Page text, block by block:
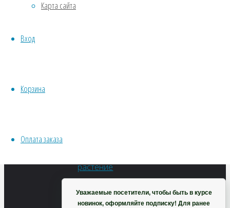
Карта сайта
Вход
Корзина
Оплата заказа
Хвойники
ИНСТРУМЕНТЫ, ОБОРУДОВАНИЕ
Уважаемые посетители, чтобы быть в курсе
новинок, оформляйте подписку! Для ранее